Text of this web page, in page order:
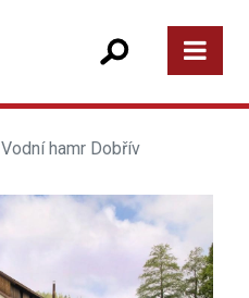
Vodní hamr Dobřív